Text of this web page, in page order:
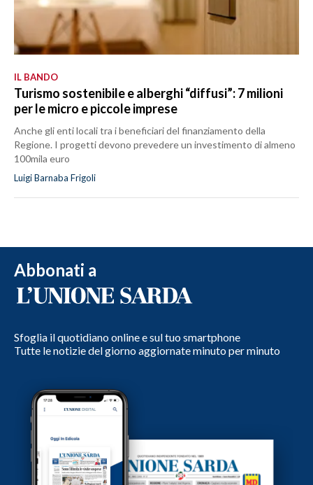
IL BANDO
Turismo sostenibile e alberghi “diffusi”: 7 milioni
per le micro e piccole imprese
Anche gli enti locali tra i beneficiari del finanziamento della
Regione. I progetti devono prevedere un investimento di almeno
100mila euro
Luigi Barnaba Frigoli
Abbonati a
Sfoglia il quotidiano online e sul tuo smartphone
Tutte le notizie del giorno aggiornate minuto per minuto